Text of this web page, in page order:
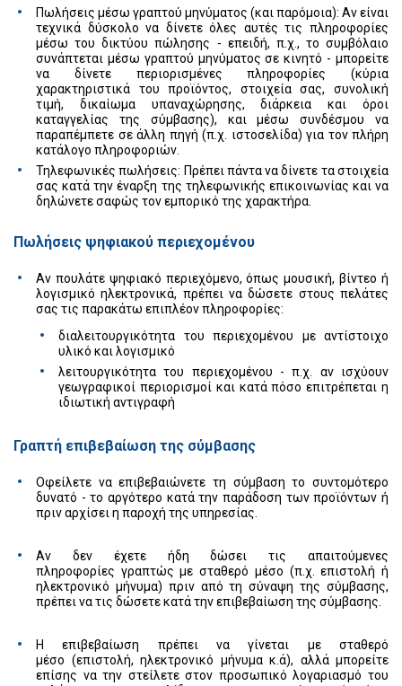
Πωλήσεις μέσω γραπτού μηνύματος (και παρόμοια): Αν είναι
τεχνικά δύσκολο να δίνετε όλες αυτές τις πληροφορίες
μέσω του δικτύου πώλησης - επειδή, π.χ., το συμβόλαιο
συνάπτεται μέσω γραπτού μηνύματος σε κινητό - μπορείτε
να δίνετε περιορισμένες πληροφορίες (κύρια
χαρακτηριστικά του προϊόντος, στοιχεία σας, συνολική
τιμή, δικαίωμα υπαναχώρησης, διάρκεια και όροι
καταγγελίας της σύμβασης), και μέσω συνδέσμου να
παραπέμπετε σε άλλη πηγή (π.χ. ιστοσελίδα) για τον πλήρη
κατάλογο πληροφοριών.
Τηλεφωνικές πωλήσεις: Πρέπει πάντα να δίνετε τα στοιχεία
σας κατά την έναρξη της τηλεφωνικής επικοινωνίας και να
δηλώνετε σαφώς τον εμπορικό της χαρακτήρα.
Πωλήσεις ψηφιακού περιεχομένου
Αν πουλάτε ψηφιακό περιεχόμενο, όπως μουσική, βίντεο ή
λογισμικό ηλεκτρονικά, πρέπει να δώσετε στους πελάτες
σας τις παρακάτω επιπλέον πληροφορίες:
διαλειτουργικότητα του περιεχομένου με αντίστοιχο
υλικό και λογισμικό
λειτουργικότητα του περιεχομένου - π.χ. αν ισχύουν
γεωγραφικοί περιορισμοί και κατά πόσο επιτρέπεται η
ιδιωτική αντιγραφή
Γραπτή επιβεβαίωση της σύμβασης
Οφείλετε να επιβεβαιώνετε τη σύμβαση το συντομότερο
δυνατό - το αργότερο κατά την παράδοση των προϊόντων ή
πριν αρχίσει η παροχή της υπηρεσίας.
Αν δεν έχετε ήδη δώσει τις απαιτούμενες
πληροφορίες γραπτώς με σταθερό μέσο (π.χ. επιστολή ή
ηλεκτρονικό μήνυμα) πριν από τη σύναψη της σύμβασης,
πρέπει να τις δώσετε κατά την επιβεβαίωση της σύμβασης.
Η επιβεβαίωση πρέπει να γίνεται με σταθερό
μέσο (επιστολή, ηλεκτρονικό μήνυμα κ.ά), αλλά μπορείτε
επίσης να την στείλετε στον προσωπικό λογαριασμό του